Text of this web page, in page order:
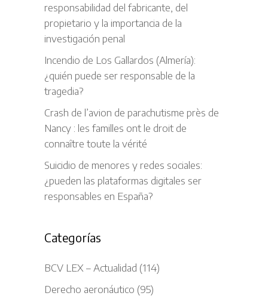
responsabilidad del fabricante, del
propietario y la importancia de la
investigación penal
Incendio de Los Gallardos (Almería):
¿quién puede ser responsable de la
tragedia?
Crash de l’avion de parachutisme près de
Nancy : les familles ont le droit de
connaître toute la vérité
Suicidio de menores y redes sociales:
¿pueden las plataformas digitales ser
responsables en España?
Categorías
BCV LEX – Actualidad (114)
Derecho aeronáutico (95)